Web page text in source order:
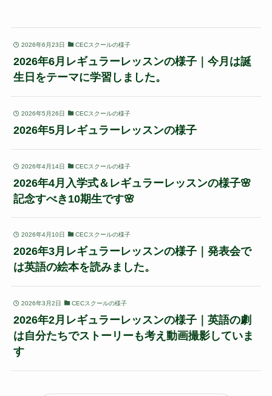
2026年6月23日 CECスクールの様子
2026年6月レギュラーレッスンの様子｜今月は誕
生日をテーマに学習しました。
2026年5月26日 CECスクールの様子
2026年5月レギュラーレッスンの様子
2026年4月14日 CECスクールの様子
2026年4月入学式＆レギュラーレッスンの様子🌸
記念すべき10期生です🌸
2026年4月10日 CECスクールの様子
2026年3月レギュラーレッスンの様子｜発表会で
は英語の絵本を読みました。
2026年3月2日 CECスクールの様子
2026年2月レギュラーレッスンの様子｜英語の劇
は自分たちでストーリーも考え動画撮影していま
す